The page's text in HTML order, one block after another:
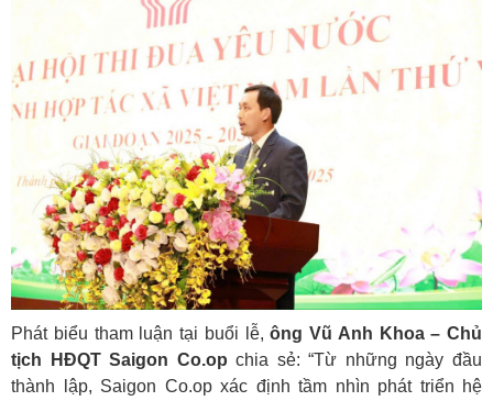
Phát biểu tham luận tại buổi lễ,ông Vũ Anh Khoa – Chủ
tịch HĐQT Saigon Co.opchia sẻ: “Từ những ngày đầu
thành lập, Saigon Co.op xác định tầm nhìn phát triển hệ